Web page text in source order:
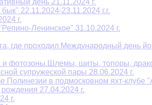
день 21.11.2024 г.
22.11.2024-23.11.2024 г.г.
г.
Ленинское" 31.10.2024 г.
где проходил Международный день
фотозоны.Шлемы, щиты, топоры,
супружеской пары 28.06.2024 г.
Полинезии в подмосковном яхт-клубе
27.04.2024 г.
г.